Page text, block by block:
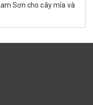
Sơn cho cây mía và